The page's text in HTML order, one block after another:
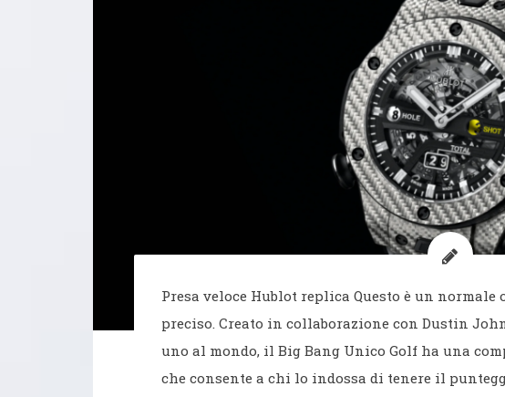
Presa veloce Hublot replica Questo è un normale
preciso. Creato in collaborazione con Dustin
uno al mondo, il Big Bang Unico Golf ha una
che consente a chi lo indossa di tenere il